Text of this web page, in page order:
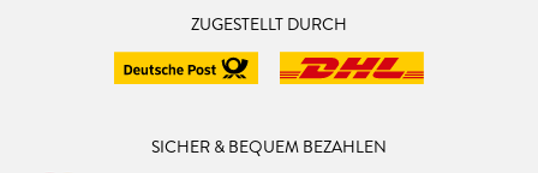
ZUGESTELLT DURCH
SICHER & BEQUEM BEZAHLEN